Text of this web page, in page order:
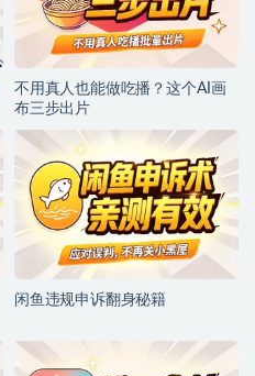
不用真人也能做吃播？这个AI画
布三步出片
闲鱼违规申诉翻身秘籍